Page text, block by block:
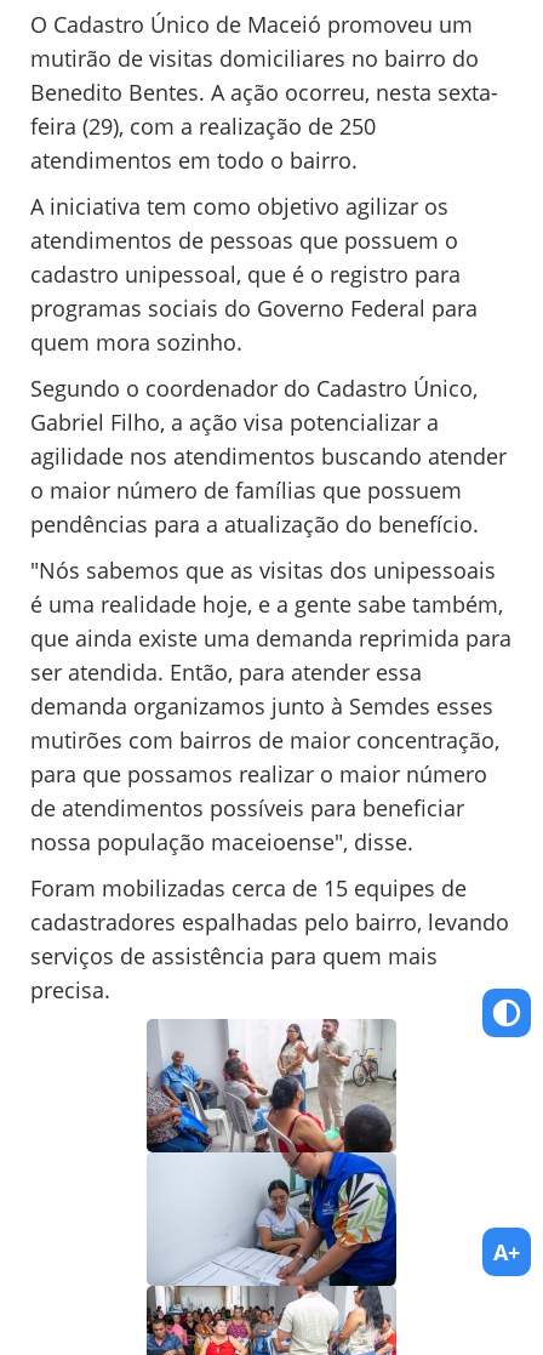
O Cadastro Único de Maceió promoveu um
mutirão de visitas domiciliares no bairro do
Benedito Bentes. A ação ocorreu, nesta sexta-
feira (29), com a realização de 250
atendimentos em todo o bairro.
A iniciativa tem como objetivo agilizar os
atendimentos de pessoas que possuem o
cadastro unipessoal, que é o registro para
programas sociais do Governo Federal para
quem mora sozinho.
Segundo o coordenador do Cadastro Único,
Gabriel Filho, a ação visa potencializar a
agilidade nos atendimentos buscando atender
o maior número de famílias que possuem
pendências para a atualização do benefício.
"Nós sabemos que as visitas dos unipessoais
é uma realidade hoje, e a gente sabe também,
que ainda existe uma demanda reprimida para
ser atendida. Então, para atender essa
demanda organizamos junto à Semdes esses
mutirões com bairros de maior concentração,
para que possamos realizar o maior número
de atendimentos possíveis para beneficiar
nossa população maceioense", disse.
Foram mobilizadas cerca de 15 equipes de
cadastradores espalhadas pelo bairro, levando
serviços de assistência para quem mais
precisa.
A+